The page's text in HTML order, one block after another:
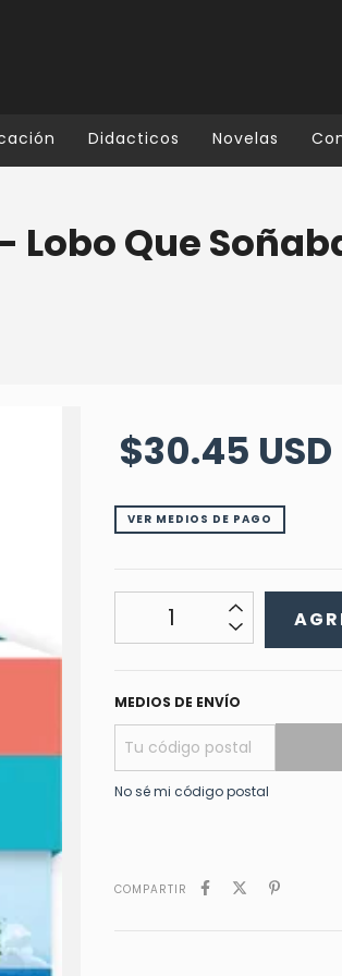
Didacticos Novelas
Lobo Que
$30.45 USD
VER MEDIOS DE PAGO
MEDIOS DE ENVÍO
No sé mi código postal
COMPARTIR